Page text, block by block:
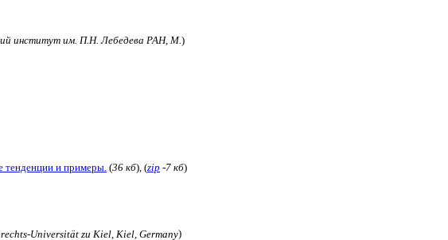
институт им. П.Н. Лебедева РАН, М.)
тенденции и примеры. (36 кб), (zip -7 кб)
Universität zu Kiel, Kiel, Germany)